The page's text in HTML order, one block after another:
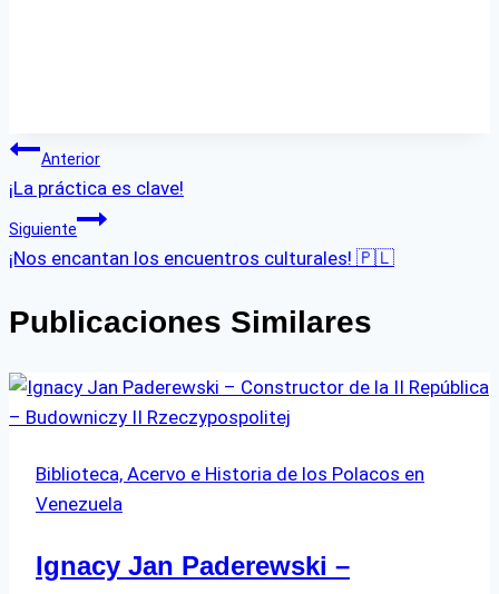
Navegación
de
entradas
Anterior
¡La práctica es clave!
Siguiente
¡Nos encantan los encuentros culturales! 🇵🇱
Publicaciones Similares
Biblioteca, Acervo e Historia de los Polacos en
Venezuela
Ignacy Jan Paderewski –